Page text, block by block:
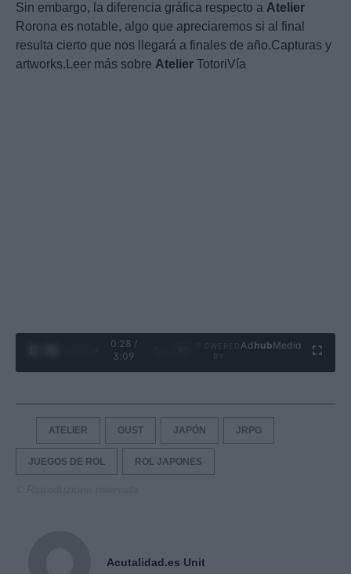
Sin embargo, la diferencia gráfica respecto a Atelier
Rorona es notable, algo que apreciaremos si al final
resulta cierto que nos llegará a finales de año.Capturas y
artworks.Leer más sobre Atelier TotoriVía
0:29 /
3:09
Ad hubMedia
ATELIER GUST JAPÓN JRPG
JUEGOS DE ROL ROL JAPONES
Acutalidad.es Unit